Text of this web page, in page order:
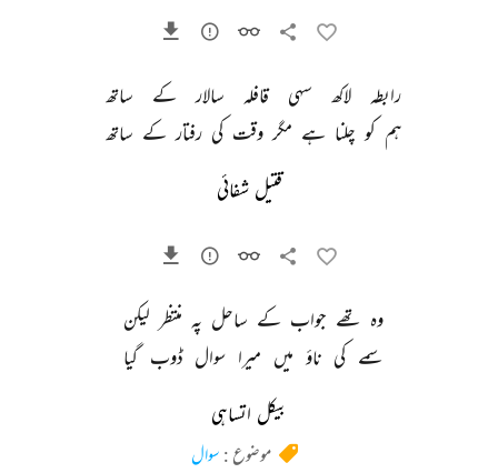
رابطہ لاکھ سہی قافلہ سالار کے
ساتھ
ہم کو چلنا ہے مگر وقت کی رفتار کے ساتھ
قتیل شفائی
وہ تھے جواب کے ساحل پہ منتظر لیکن
سمے کی ناؤ میں میرا سوال ڈوب گیا
بیکل اتساہی
موضوع : سوال